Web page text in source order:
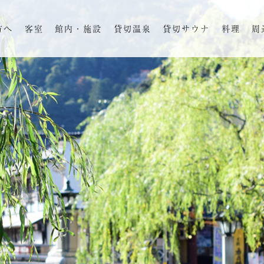
へ 客室 館内・施設 貸切温泉 貸切サウナ 料理 周